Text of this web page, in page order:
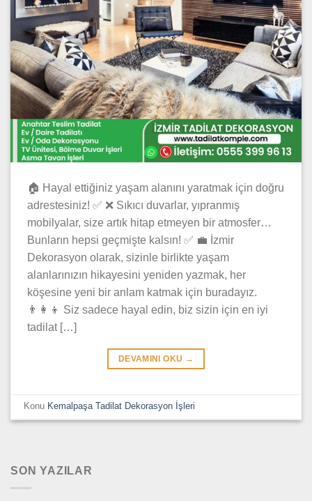
🏠 Hayal ettiğiniz yaşam alanını yaratmak için doğru
adrestesiniz! ✅ ❌ Sıkıcı duvarlar, yıpranmış
mobilyalar, size artık hitap etmeyen bir atmosfer…
Bunların hepsi geçmişte kalsın! ✅ 💼 İzmir
Dekorasyon olarak, sizinle birlikte yaşam
alanlarınızın hikayesini yeniden yazmak, her
köşesine yeni bir anlam katmak için buradayız.
👨‍👩‍👦 Siz sadece hayal edin, biz sizin için en iyi
tadilat […]
DEVAMINI OKU →
Konu Kemalpaşa Tadilat Dekorasyon İşleri
SON YAZILAR